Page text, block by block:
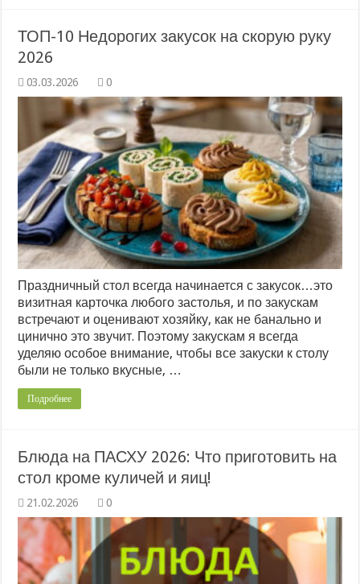
ТОП-10 Недорогих закусок на скорую руку
2026
0
Праздничный стол всегда начинается с закусок…это
визитная карточка любого застолья, и по закускам
встречают и оценивают хозяйку, как не банально и
цинично это звучит. Поэтому закускам я всегда
уделяю особое внимание, чтобы все закуски к столу
были не только вкусные, …
Подробнее
Блюда на ПАСХУ 2026: Что приготовить на
стол кроме куличей и яиц!
0